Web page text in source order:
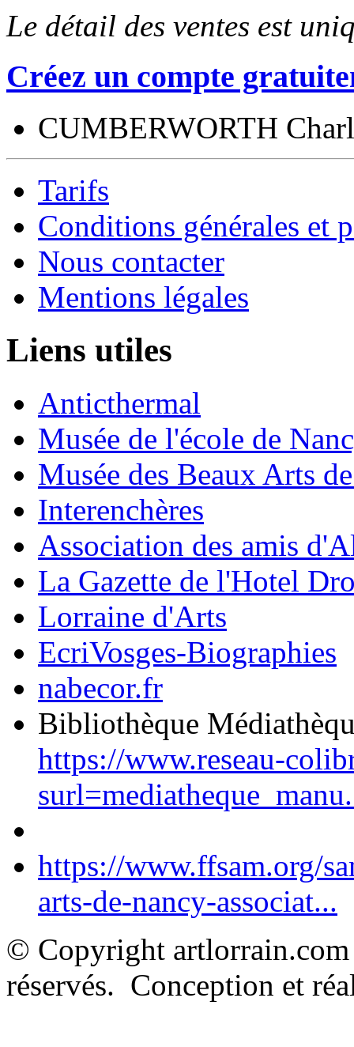
Le détail des ventes est
Créez un compte
CUMBERWORTH
Tarifs
Conditions générales et
Nous contacter
Mentions légales
Liens utiles
Anticthermal
Musée de l'école de
Musée des Beaux Arts
Interenchères
Association des amis
La Gazette de l'Hotel
Lorraine d'Arts
EcriVosges-Biographies
nabecor.fr
Bibliothèque
https://www.reseau-
https://www.ffsam.org/
arts-de-nancy-associat...
© Copyright
réservés. Conception et